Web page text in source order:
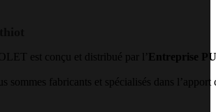
est conçu et distribué par l’ Entreprise
sommes fabricants et spécialisés dans